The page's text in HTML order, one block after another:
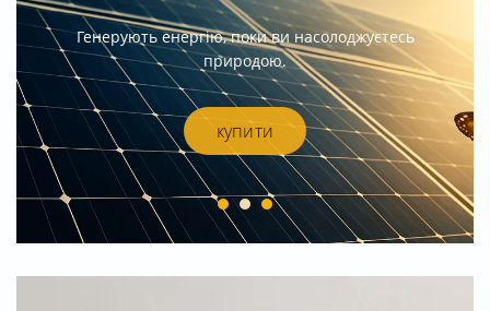
Генерують енергію, поки ви насолоджуєтесь
природою.
купити